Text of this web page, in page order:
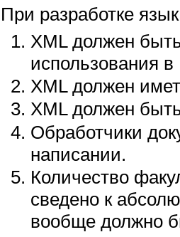
При разработке
XML должен
использования в
XML должен
XML должен
Обработчики
написании.
Количество
сведено к
вообще должно